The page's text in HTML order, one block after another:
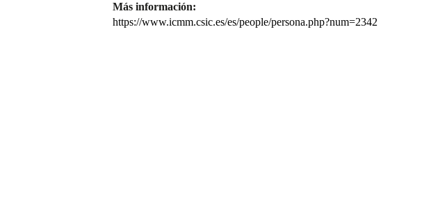
Más información:
https://www.icmm.csic.es/es/people/persona.php?num=2342